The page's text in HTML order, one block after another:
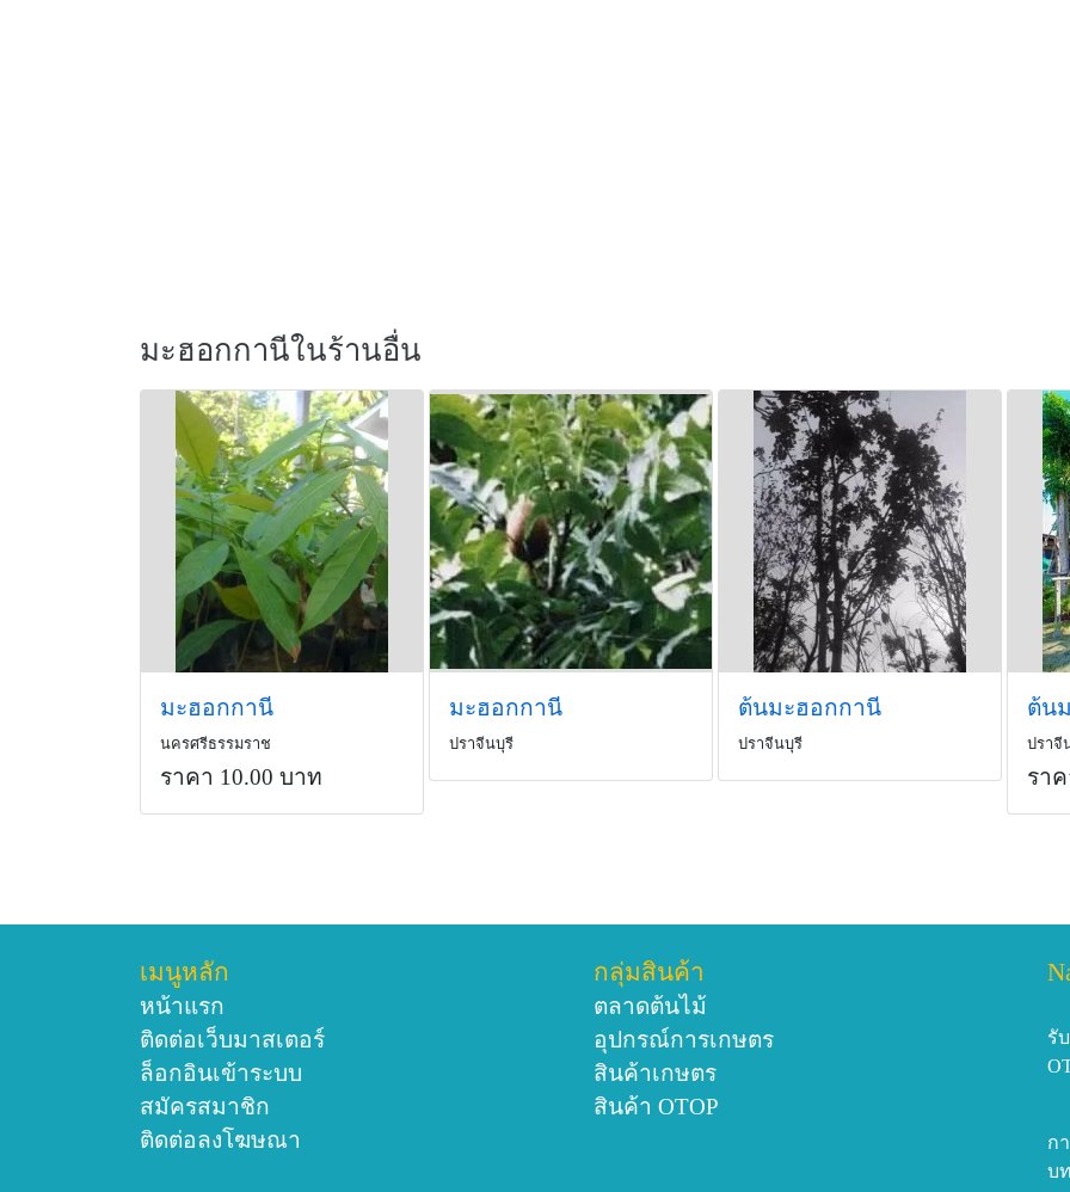
มะฮอกกานีในร้านอื่น
มะฮอกกานี
นครศรีธรรมราช
ราคา 10.00 บาท
มะฮอกกานี
ปราจีนบุรี
ต้นมะฮอกกานี
ปราจีนบุรี
ต้น
ปราจี
รา
เมนูหลัก
หน้าแรก
ติดต่อเว็บมาสเตอร์
ล็อกอินเข้าระบบ
สมัครสมาชิก
ติดต่อลงโฆษณา
กลุ่มสินค้า
ตลาดต้นไม้
อุปกรณ์การเกษตร
สินค้าเกษตร
สินค้า OTOP
รั
ก
บ